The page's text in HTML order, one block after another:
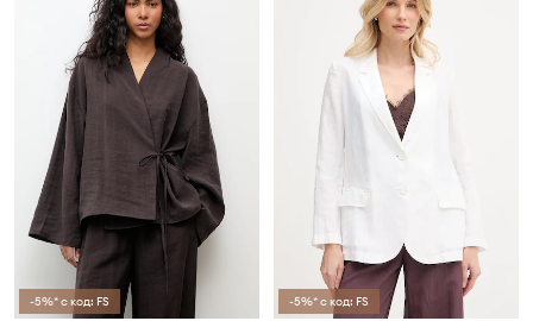
-5%* с код: FS -5%* с код: FS